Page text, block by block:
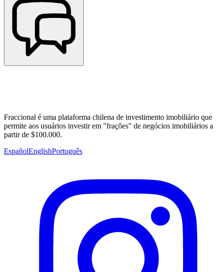
Fraccional é uma plataforma chilena de investimento imobiliário que
permite aos usuários investir em "frações" de negócios imobiliários a
partir de $100.000.
EspañolEnglishPortuguês